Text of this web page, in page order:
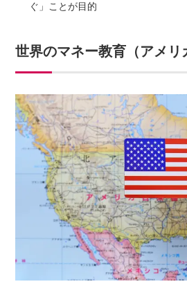
ぐ」ことが目的
世界のマネー教育（アメリ